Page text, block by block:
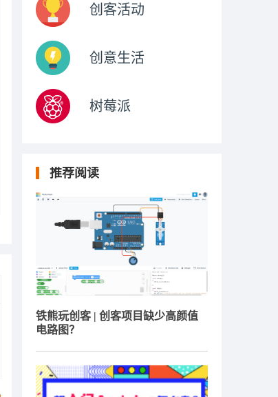
创客活动
创意生活
树莓派
推荐阅读
铁熊玩创客 | 创客项目缺少高颜值
电路图？